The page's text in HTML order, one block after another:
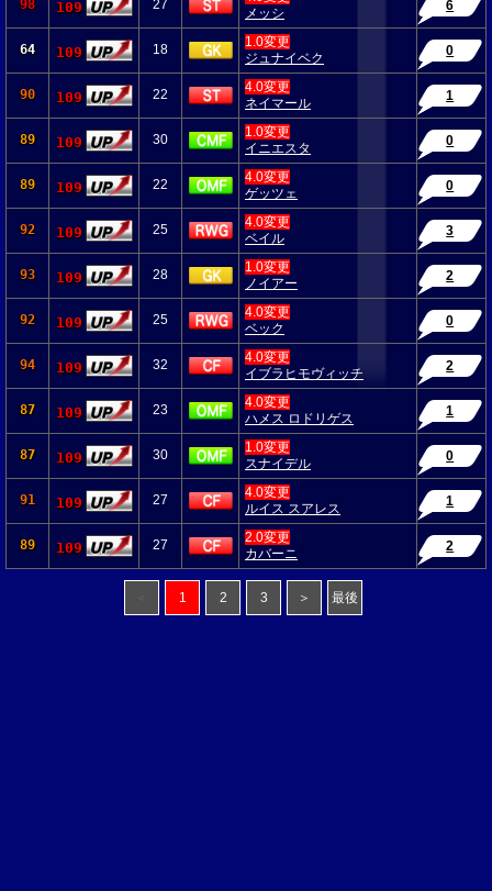
98 109 27
メッシ
6
64 109 18
1.0変更
ジュナイベク
0
90 109 22
4.0変更
ネイマール
1
89 109 30
1.0変更
イニエスタ
0
89 109 22
4.0変更
ゲッツェ
0
92 109 25
4.0変更
ベイル
3
93 109 28
1.0変更
ノイアー
2
92 109 25
4.0変更
ベック
0
94 109 32
4.0変更
イブラヒモヴィッチ
2
87 109 23
4.0変更
ハメス ロドリゲス
1
87 109 30
1.0変更
スナイデル
0
91 109 27
4.0変更
ルイス スアレス
1
89 109 27
2.0変更
カバーニ
2
1 2 3 ＞ 最後